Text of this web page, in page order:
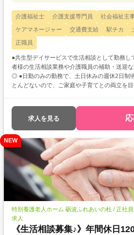
介護福祉士 介護支援専門員 社会福祉主
ケアマネージャー
交通費支給 駅チカ
正職員
●共生型デイサービスで生活相談として勤務し
者様の生活相談業務や介護職員の補助・送迎
◎ ●日勤のみの勤務で、土日休みの週休2日制!
とんどないので、ご家庭や子育てとの両立を
求人を見る
NEW
特別養護老人ホーム 砺波ふれあいの杜 / 正社
求人
《生活相談募集♪》年間休日